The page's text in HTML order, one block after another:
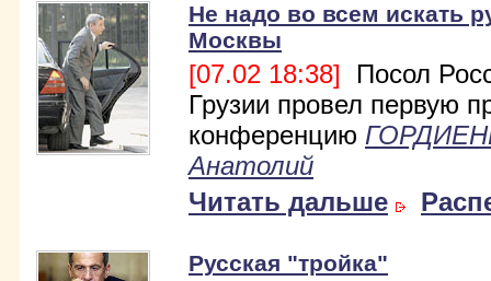
Не надо во всем искать
Москвы
[07.02 18:38] Посол
Грузии провел первую
конференцию
Анатолий
Читать дальше
Русская "тройка"